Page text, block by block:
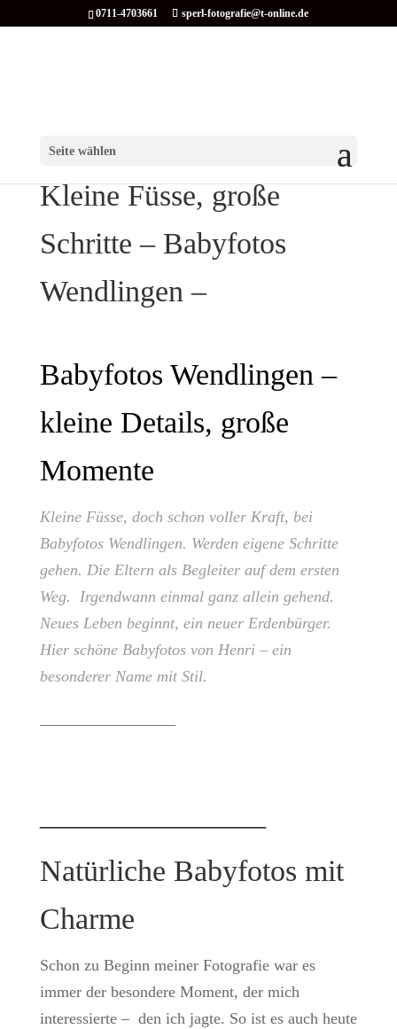
0711-4703661 sperl-fotografie@t-online.de
Seite wählen
Kleine Füsse, große
Schritte – Babyfotos
Wendlingen –
Babyfotos Wendlingen –
kleine Details, große
Momente
Kleine Füsse, doch schon voller Kraft, bei
Babyfotos Wendlingen. Werden eigene Schritte
gehen. Die Eltern als Begleiter auf dem ersten
Weg. Irgendwann einmal ganz allein gehend.
Neues Leben beginnt, ein neuer Erdenbürger.
Hier schöne Babyfotos von Henri – ein
besonderer Name mit Stil.
Natürliche Babyfotos mit
Charme
Schon zu Beginn meiner Fotografie war es
immer der besondere Moment, der mich
interessierte – den ich jagte. So ist es auch heute